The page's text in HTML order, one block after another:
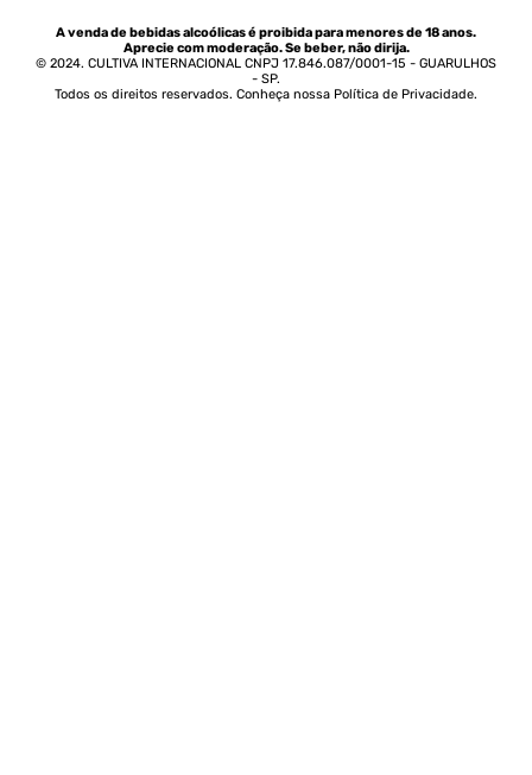
A venda de bebidas alcoólicas é proibida para menores de 18 anos.
Aprecie com moderação. Se beber, não dirija.
© 2024. CULTIVA INTERNACIONAL CNPJ 17.846.087/0001-15 - GUARULHOS
- SP.
Todos os direitos reservados. Conheça nossa Política de Privacidade.